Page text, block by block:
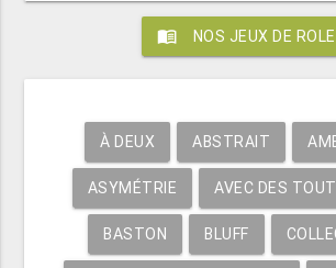
menu_book NOS JEUX DE ROLE
À DEUX ABSTRAIT
ASYMÉTRIE AVEC DES
BASTON BLUFF